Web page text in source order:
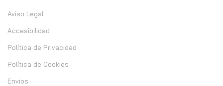
Aviso Legal
Accesibilidad
Política de Privacidad
Política de Cookies
Envios